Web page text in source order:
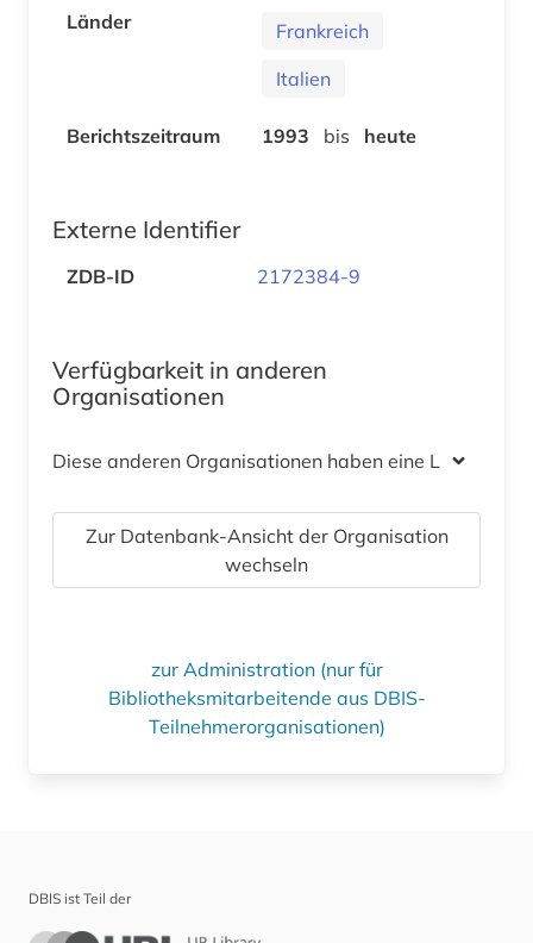
Länder
Frankreich
Italien
Berichtszeitraum 1993 bis heute
Externe Identifier
ZDB-ID 2172384-9
Verfügbarkeit in anderen
Organisationen
Diese anderen Organisationen haben eine Lizenz
Zur Datenbank-Ansicht der Organisation
wechseln
zur Administration (nur für
Bibliotheksmitarbeitende aus DBIS-
Teilnehmerorganisationen)
DBIS ist Teil der